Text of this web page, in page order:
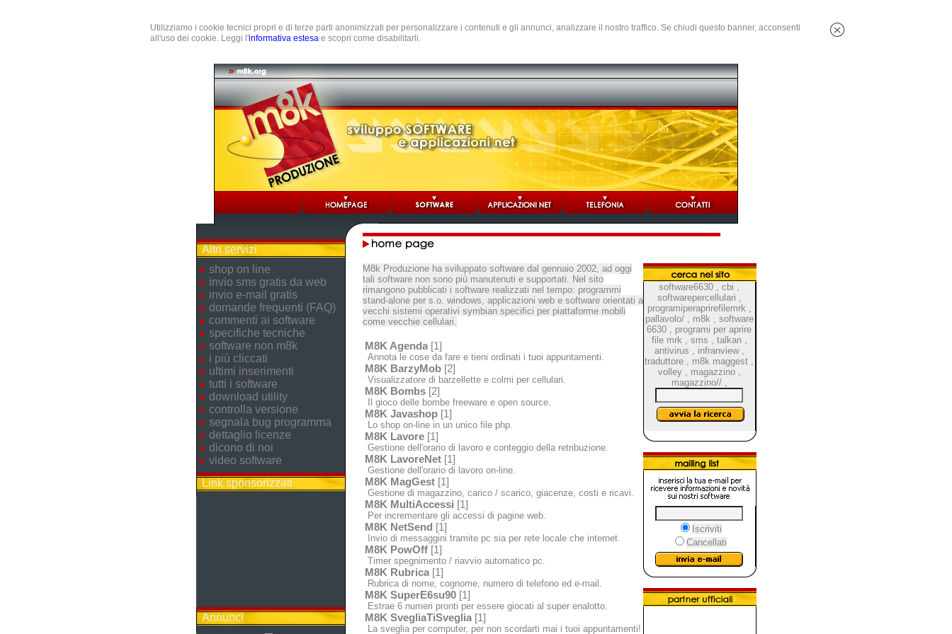
Utilizziamo i cookie tecnici propri e di terze parti anonimizzati per personalizzare i contenuti e gli annunci, analizzare il nostro traffico. Se chiudi questo banner, acconsenti
all'uso dei cookie. Leggi l'informativa estesa e scopri come disabilitarli.
Altri servizi
shop on line
invio sms gratis da web
invio e-mail gratis
domande frequenti (FAQ)
commenti ai software
specifiche tecniche
software non m8k
i più cliccati
ultimi inserimenti
tutti i software
download utility
controlla versione
segnala bug programma
dettaglio licenze
dicono di noi
video software
Link sponsorizzati
Annunci
M8k Produzione ha sviluppato software dal gennaio 2002, ad oggi
tali software non sono più manutenuti e supportati. Nel sito
rimangono pubblicati i software realizzati nel tempo: programmi
stand-alone per s.o. windows, applicazioni web e software orientati a
vecchi sistemi operativi symbian specifici per piattaforme mobili
come vecchie cellulari.
M8K Agenda[1]
Annota le cose da fare e tieni ordinati i tuoi appuntamenti.
M8K BarzyMob[2]
Visualizzatore di barzellette e colmi per cellulari.
M8K Bombs[2]
Il gioco delle bombe freeware e open source.
M8K Javashop[1]
Lo shop on-line in un unico file php.
M8K Lavore[1]
Gestione dell'orario di lavoro e conteggio della retribuzione.
M8K LavoreNet[1]
Gestione dell'orario di lavoro on-line.
M8K MagGest[1]
Gestione di magazzino, carico / scarico, giacenze, costi e ricavi.
M8K MultiAccessi [1]
Per incrementare gli accessi di pagine web.
M8K NetSend [1]
Invio di messaggini tramite pc sia per rete locale che internet.
M8K PowOff[1]
Timer spegnimento / riavvio automatico pc.
M8K Rubrica[1]
Rubrica di nome, cognome, numero di telefono ed e-mail.
M8K SuperE6su90[1]
Estrae 6 numeri pronti per essere giocati al super enalotto.
M8K SvegliaTiSveglia[1]
La sveglia per computer, per non scordarti mai i tuoi appuntamenti!
software6630 , cbi ,
softwarepercellulari ,
programiperaprirefilemrk ,
pallavolo/ , m8k , software
6630 , programi per aprire
file mrk , sms , talkan ,
antivirus , infranview ,
traduttore , m8k maggest ,
volley , magazzino ,
magazzino// ,
Iscriviti
Cancellati